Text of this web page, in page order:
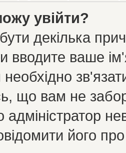
увійти?
декілька
вводите ваше
необхідно
що вам не
його